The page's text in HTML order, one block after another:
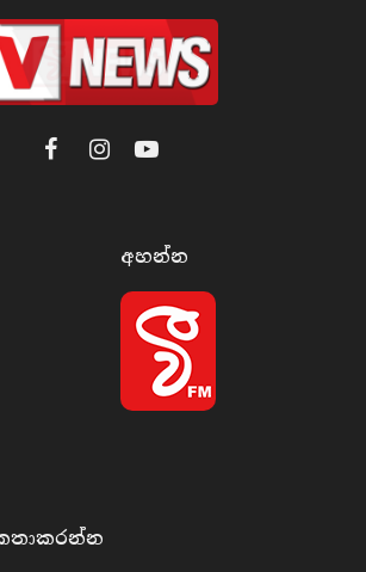
FacebookInstagramYouTube
අහන්​න